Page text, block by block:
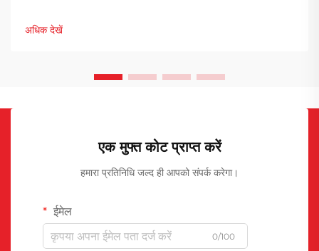
font-size: 20px !important; font-weight: 600; line-
height: ...}
अधिक देखें
एक मुफ्त कोट प्राप्त करें
हमारा प्रतिनिधि जल्द ही आपको संपर्क करेगा।
ईमेल
0/100